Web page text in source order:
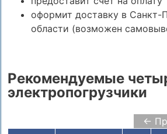
оформит доставку в Санкт-
области (возможен
Рекомендуемые
электропогрузчики
←